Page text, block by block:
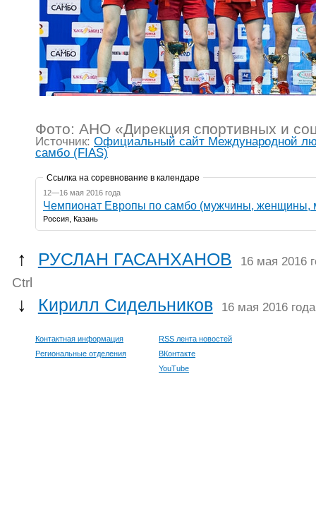
Фото: АНО «Дирекция спортивных и
Источник: Официальный сайт Международной
самбо (FIAS)
Ссылка на соревнование в календаре
12—16 мая 2016 года
Чемпионат Европы по самбо (мужчины, женщины,
Россия, Казань
↑ РУСЛАН ГАСАНХАНОВ 16 мая 2016
Ctrl
↓ Кирилл Сидельников 16 мая 2016 года
Контактная информация
Региональные отделения
RSS лента новостей
ВКонтакте
YouTube